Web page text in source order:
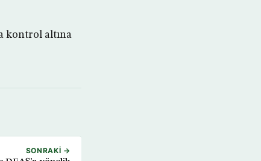
kontrol altına
SONRAKI →